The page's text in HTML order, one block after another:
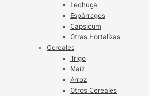
Lechuga
Espárragos
Capsicum
Otras Hortalizas
Cereales
Trigo
Maíz
Arroz
Otros Cereales